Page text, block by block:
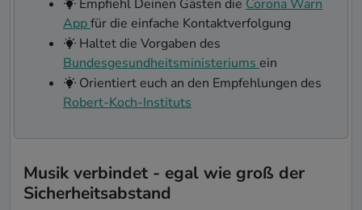
Empfiehl Deinen Gästen die Corona Warn
Appfür die einfache Kontaktverfolgung
Haltet die Vorgaben des
Bundesgesundheitsministeriums ein
Orientiert euch an den Empfehlungen des
Robert-Koch-Instituts
Musik verbindet - egal wie groß der
Sicherheitsabstand